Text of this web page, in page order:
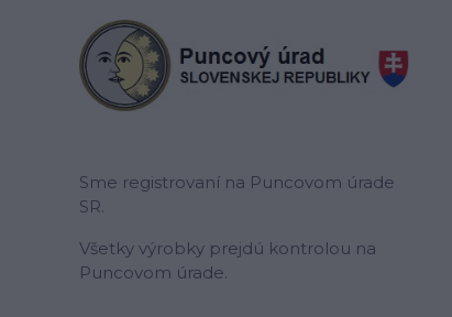
Sme registrovaní na Puncovom úrade
SR.
Všetky výrobky prejdú kontrolou na
Puncovom úrade.